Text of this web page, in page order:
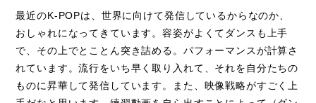
最近のK-POPは、世界に向けて発信しているからなのか、
おしゃれになってきています。容姿がよくてダンスも上手
で、その上でとことん突き詰める。パフォーマンスが計算さ
れています。流行をいち早く取り入れて、それを自分たちの
ものに昇華して発信しています。また、映像戦略がすごく上